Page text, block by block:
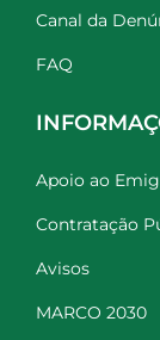
Canal da
FAQ
Apoio ao
Contratação
Avisos
MARCO 2030